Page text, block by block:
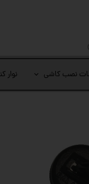
نصب کاشی نوار